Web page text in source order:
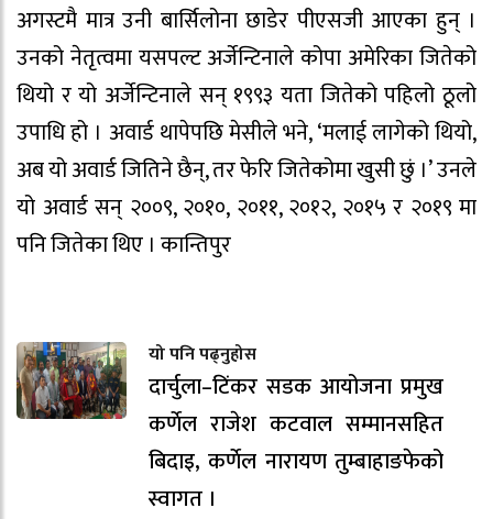
अगस्टमै मात्र उनी बार्सिलोना छाडेर पीएसजी आएका हुन् ।
उनको नेतृत्वमा यसपल्ट अर्जेन्टिनाले कोपा अमेरिका जितेको
थियो र यो अर्जेन्टिनाले सन् १९९३ यता जितेको पहिलो ठूलो
उपाधि हो । अवार्ड थापेपछि मेसीले भने, ‘मलाई लागेको थियो,
अब यो अवार्ड जितिने छैन्, तर फेरि जितेकोमा खुसी छुं ।’ उनले
यो अवार्ड सन् २००९, २०१०, २०११, २०१२, २०१५ र २०१९ मा
पनि जितेका थिए । कान्तिपुर
यो पनि पढ्नुहोस
दार्चुला–टिंकर सडक आयोजना प्रमुख
कर्णेल राजेश कटवाल सम्मानसहित
बिदाइ, कर्णेल नारायण तुम्बाहाङफेको
स्वागत ।